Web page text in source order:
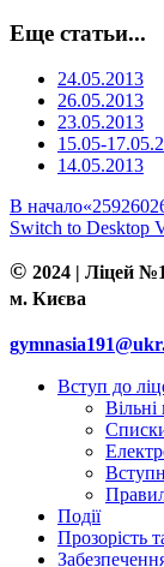
Еще статьи...
24.05.2013
26.05.2013
23.05.2013
15.05-
14.05.2013
В начало«259260
Switch to Desktop
© 2024 | Ліцей
м. Києва
Вступ до
Вільні
Події
Прозорість